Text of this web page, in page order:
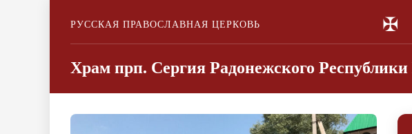
РУССКАЯ ПРАВОСЛАВНАЯ ЦЕРКОВЬ ✠
Храм прп. Сергия Радонежского